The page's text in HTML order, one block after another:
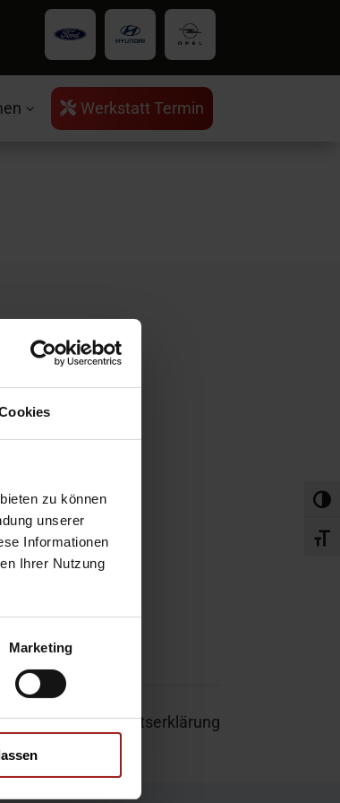
zu können
unserer
Informationen
Ihrer Nutzung
Marketing
3  Werkstatt Termin
|Barrierefreiheitserklärung